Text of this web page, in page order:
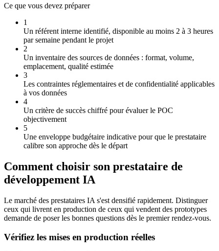
Ce que vous devez préparer
1
Un référent interne identifié, disponible au moins 2 à 3 heures
par semaine pendant le projet
2
Un inventaire des sources de données : format, volume,
emplacement, qualité estimée
3
Les contraintes réglementaires et de confidentialité applicables
à vos données
4
Un critère de succès chiffré pour évaluer le POC
objectivement
5
Une enveloppe budgétaire indicative pour que le prestataire
calibre son approche dès le départ
Comment choisir son prestataire de
développement IA
Le marché des prestataires IA s'est densifié rapidement. Distinguer
ceux qui livrent en production de ceux qui vendent des prototypes
demande de poser les bonnes questions dès le premier rendez-vous.
Vérifiez les mises en production réelles